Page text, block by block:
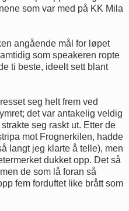
som var med på KK Mila
angående mål for løpet
som speakeren ropte
ti beste, ideelt sett blant
seg helt frem ved
det var antakelig veldig
seg raskt ut. Etter de
mot Frognerkilen, hadde
langt jeg klarte å telle), men
dukket opp. Det så
de som lå foran så
fem forduftet like brått som